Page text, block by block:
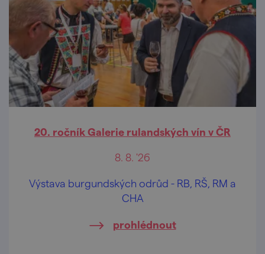
20. ročník Galerie rulandských vín v ČR
8. 8. '26
Výstava burgundských odrůd - RB, RŠ, RM a
CHA
prohlédnout